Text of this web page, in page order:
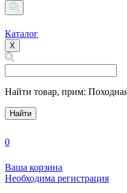
Каталог
X
Найти товар, прим:
Найти
0
Ваша корзина
Необходима регистрация